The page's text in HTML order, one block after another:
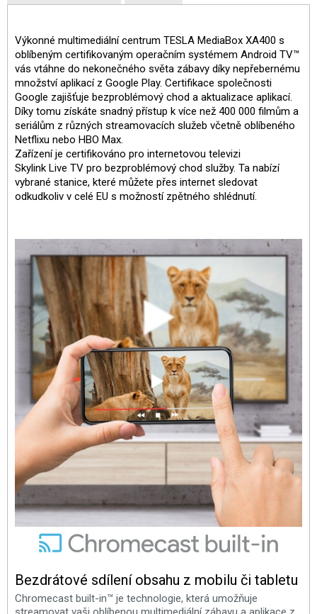
Výkonné multimediální centrum TESLA MediaBox XA400 s
oblíbeným certifikovaným operačním systémem Android TV™
vás vtáhne do nekonečného světa zábavy díky nepřebernému
množství aplikací z Google Play. Certifikace společnosti
Google zajišťuje bezproblémový chod a aktualizace aplikací.
Díky tomu získáte snadný přístup k více než 400 000 filmům a
seriálům z různých streamovacích služeb včetně oblíbeného
Netflixu nebo HBO Max.
Zařízení je certifikováno pro internetovou televizi
Skylink Live TV pro bezproblémový chod služby. Ta nabízí
vybrané stanice, které můžete přes internet sledovat
odkudkoliv v celé EU s možností zpětného shlédnutí.
Bezdrátové sdílení obsahu z mobilu či tabletu
Chromecast built-in™ je technologie, která umožňuje